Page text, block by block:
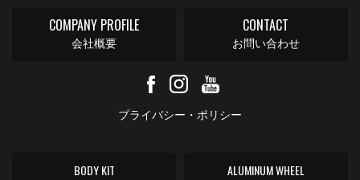
COMPANY PROFILE
会社概要
CONTACT
お問い合わせ
プライバシー・ポリシー
BODY KIT ALUMINUM WHEEL